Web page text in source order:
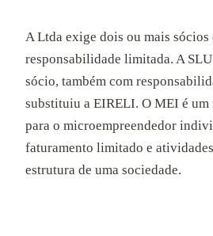
A Ltda exige dois ou mais sócios
responsabilidade limitada. A
sócio, também com
substituiu a EIRELI. O MEI é
para o microempreendedor
faturamento limitado e
estrutura de uma sociedade.